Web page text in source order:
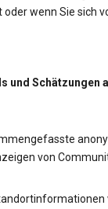
wenn Sie sich
und Schätzungen
von